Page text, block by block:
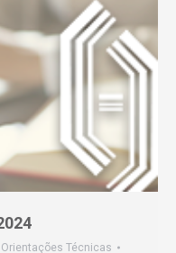
Orientações Técnicas